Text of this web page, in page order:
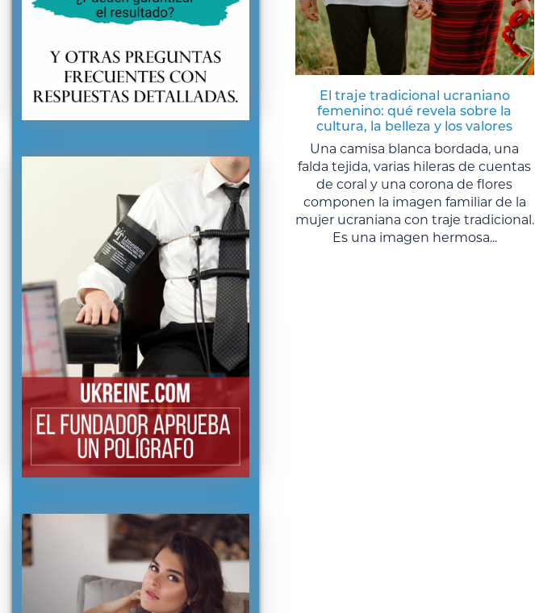
El traje tradicional ucraniano
femenino: qué revela sobre la
cultura, la belleza y los valores
Una camisa blanca bordada, una
falda tejida, varias hileras de cuentas
de coral y una corona de flores
componen la imagen familiar de la
mujer ucraniana con traje tradicional.
Es una imagen hermosa...